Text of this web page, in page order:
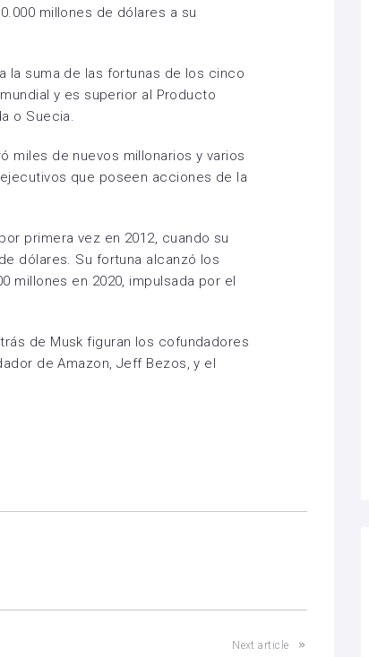
millones de dólares a su
la suma de las fortunas de los cinco
y es superior al Producto
o Suecia.
miles de nuevos millonarios y varios
que poseen acciones de la
primera vez en 2012, cuando su
dólares. Su fortuna alcanzó los
millones en 2020, impulsada por el
de Musk figuran los cofundadores
de Amazon, Jeff Bezos, y el
Next article